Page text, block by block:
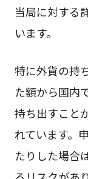
当局に対する
います。
特に外貨の持
た額から国内
持ち出すこと
れています。
たりした場合